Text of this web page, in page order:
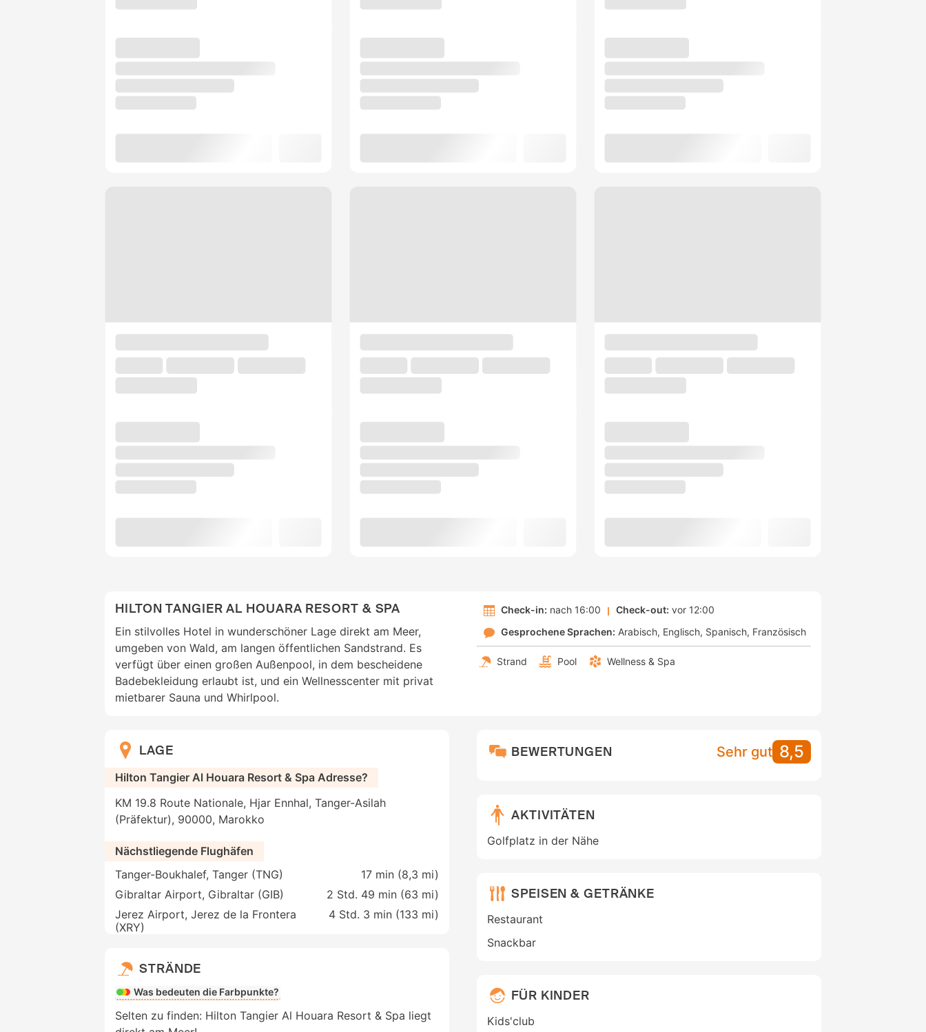
HILTON TANGIER AL HOUARA RESORT & SPA
Ein stilvolles Hotel in wunderschöner Lage direkt am Meer,
umgeben von Wald, am langen öffentlichen Sandstrand. Es
verfügt über einen großen Außenpool, in dem bescheidene
Badebekleidung erlaubt ist, und ein Wellnesscenter mit privat
mietbarer Sauna und Whirlpool.
Check-in: nach 16:00 Check-out: vor 12:00
Gesprochene Sprachen: Arabisch Englisch Spanisch Französisch
Strand Pool Wellness & Spa
LAGE
Hilton Tangier Al Houara Resort & Spa Adresse?
KM 19.8 Route Nationale, Hjar Ennhal, Tanger-Asilah
(Präfektur), 90000, Marokko
Nächstliegende Flughäfen
Tanger-Boukhalef, Tanger (TNG)
17 min (8,3 mi)
Gibraltar Airport, Gibraltar (GIB)
2 Std. 49 min (63 mi)
Jerez Airport, Jerez de la Frontera
(XRY)
4 Std. 3 min (133 mi)
STRÄNDE
Was bedeuten die Farbpunkte?
Selten zu finden: Hilton Tangier Al Houara Resort & Spa liegt
BEWERTUNGEN Sehr gut 8,5
AKTIVITÄTEN
Golfplatz in der Nähe
SPEISEN & GETRÄNKE
Restaurant
Snackbar
FÜR KINDER
Kids'club